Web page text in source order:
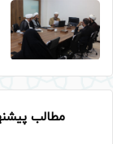
مطالب